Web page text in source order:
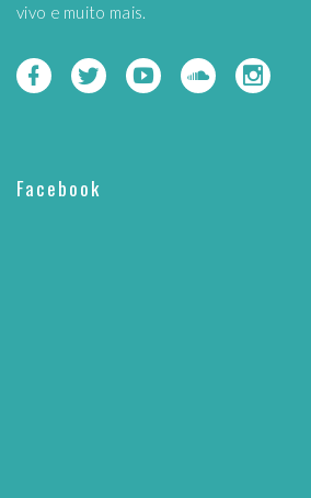
vivo e muito mais.
Facebook